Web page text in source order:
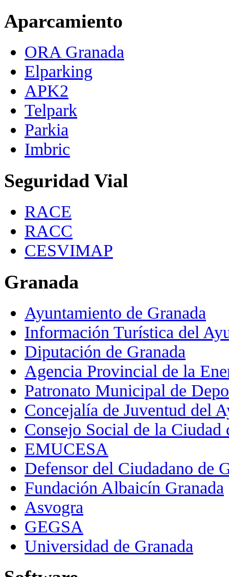
Aparcamiento
ORA Granada
Elparking
APK2
Telpark
Parkia
Imbric
Seguridad Vial
RACE
RACC
CESVIMAP
Granada
Ayuntamiento de Granada
Información Turística del
Diputación de Granada
Agencia Provincial de la
Patronato Municipal de
Concejalía de Juventud del
Consejo Social de la Ciudad
EMUCESA
Defensor del Ciudadano de
Fundación Albaicín Granada
Asvogra
GEGSA
Universidad de Granada